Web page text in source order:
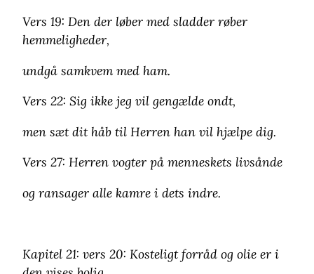
Vers 19: Den der løber med sladder røber
hemmeligheder,
undgå samkvem med ham.
Vers 22: Sig ikke jeg vil gengælde ondt,
men sæt dit håb til Herren han vil hjælpe dig.
Vers 27: Herren vogter på menneskets livsånde
og ransager alle kamre i dets indre.
Kapitel 21: vers 20: Kosteligt forråd og olie er i